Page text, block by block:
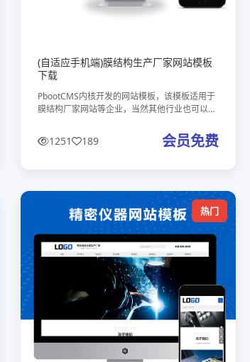
(自适应手机端)膜结构生产厂家网站模板
下载
PbootCMS内核开发的网站模板，该模板适用于
膜结构厂家网站等企业，当然其他行业也可以
适应手机端，同一个后台，数据即时同步，简单
适用！附带测试数据！ 友好的
1251 189 会员免费
热门